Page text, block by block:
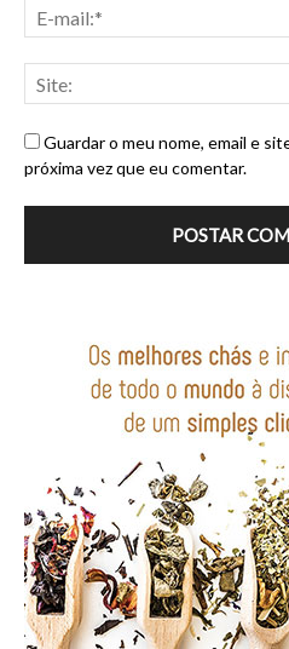
Guardar o meu nome, email e
próxima vez que eu comentar.